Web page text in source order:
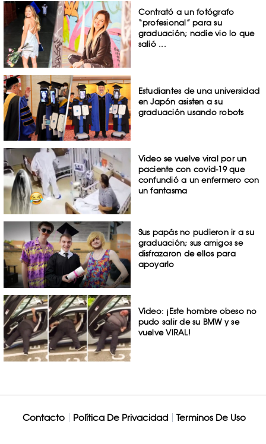
Contrató a un fotógrafo
“profesional” para su
graduación; nadie vio lo que
salió ...
Estudiantes de una universidad
en Japón asisten a su
graduación usando robots
Video se vuelve viral por un
paciente con covid-19 que
confundió a un enfermero con
un fantasma
Sus papás no pudieron ir a su
graduación; sus amigos se
disfrazaron de ellos para
apoyarlo
Video: ¡Este hombre obeso no
pudo salir de su BMW y se
vuelve VIRAL!
Contacto Política De Privacidad Terminos De Uso